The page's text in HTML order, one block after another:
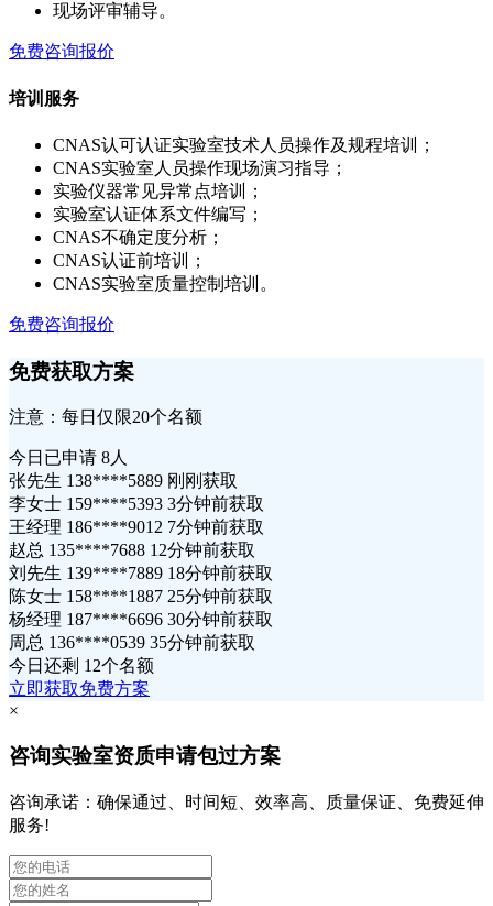
现场评审辅导。
免费咨询报价
培训服务
CNAS认可认证实验室技术人员操作及规程培训；
CNAS实验室人员操作现场演习指导；
实验仪器常见异常点培训；
实验室认证体系文件编写；
CNAS不确定度分析；
CNAS认证前培训；
CNAS实验室质量控制培训。
免费咨询报价
免费获取方案
注意：每日仅限20个名额
今日已申请 8人
张先生 138****5889 刚刚获取
李女士 159****5393 3分钟前获取
王经理 186****9012 7分钟前获取
赵总 135****7688 12分钟前获取
刘先生 139****7889 18分钟前获取
陈女士 158****1887 25分钟前获取
杨经理 187****6696 30分钟前获取
周总 136****0539 35分钟前获取
今日还剩 12个名额
立即获取免费方案
×
咨询实验室资质申请包过方案
咨询承诺：确保通过、时间短、效率高、质量保证、免费延伸
服务!